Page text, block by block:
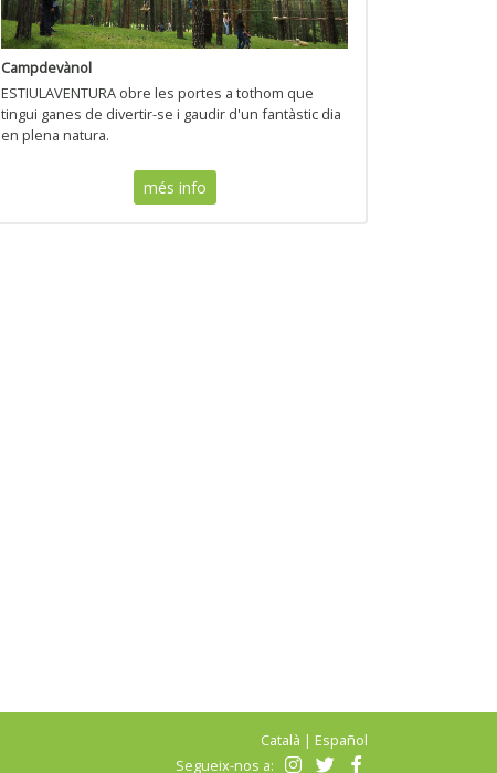
Campdevànol
ESTIULAVENTURA obre les portes a tothom que
tingui ganes de divertir-se i gaudir d'un fantàstic dia
en plena natura.
més info
Català | Español
Segueix-nos a: